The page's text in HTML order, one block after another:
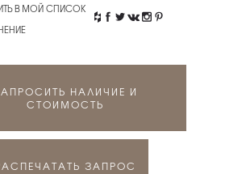
В МОЙ СПИСОК
НАЛИЧИЕ И
СТОИМОСТЬ
ЗАПРОС